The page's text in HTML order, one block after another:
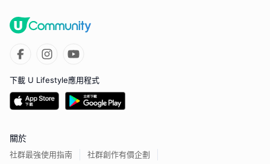
下載 U Lifestyle應用程式
關於
社群最強使用指南 社群創作有價企劃